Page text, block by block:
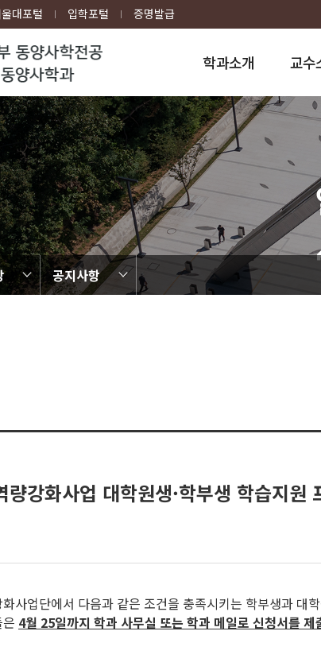
대포털 입학포털 증명발급
학과소개 교수
공지사항
량강화사업 대학원생·학부생 학습지원
사업단에서 다음과 같은 조건을 충족시키는 학부생과 대
4월 25일까지 학과 사무실 또는 학과 메일로 신청서를 제